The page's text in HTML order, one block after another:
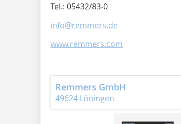
Tel.: 05432/83-0
info@remmers.de
www.remmers.com
Remmers GmbH
49624 Löningen